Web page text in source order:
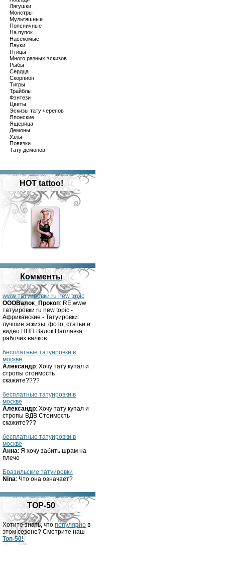
Лягушки
Монстры
Мультяшные
Поясничные
На пупок
Насекомые
Пауки
Птицы
Много разных эскизов
Рыбы
Сердца
Скорпион
Тигры
Трайблы
Фэнтези
Цветы
Эскизы тату черепов
Японские
Ящерица
Демоны
Узлы
Повязки
Тату демонов
HOT tattoo!
Комменты
www татуировки ru new topic
OOOВалок_Прокоп: RE:www
татуировки ru new topic -
Африканские - Татуировки:
лучшие эскизы, фото, статьи и
видео НПП Валок Наплавка
рабочих валков
бесплатные татуировки в
москве
Александр: Хочу тату купал и
стропы стоимость
скажите????
бесплатные татуировки в
москве
Александр: Хочу тату купал и
стропы ВДВ Стоимость
скажите???
бесплатные татуировки в
москве
Анна: Я хочу забить шрам на
плече
Бразильские татуировки
Nina: Что она означает?
TOP-50
Хотите знать, что популярно в
этом сезоне? Смотрите наш
Топ-50!